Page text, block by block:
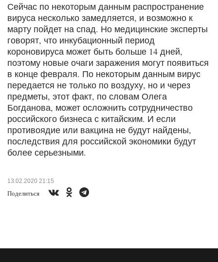
Сейчас по некоторым данным распространение
вируса несколько замедляется, и возможно к
марту пойдет на спад. Но медицинские эксперты
говорят, что инкубационный период
короновируса может быть больше 14 дней,
поэтому новые очаги заражения могут появиться
в конце февраля. По некоторым данным вирус
передается не только по воздуху, но и через
предметы, этот факт, по словам Олега
Богданова, может осложнить сотрудничество
российского бизнеса с китайским. И если
противоядие или вакцина не будут найдены,
последствия для российской экономики будут
более серьезными.
13.02.2020 21:15
Поделиться